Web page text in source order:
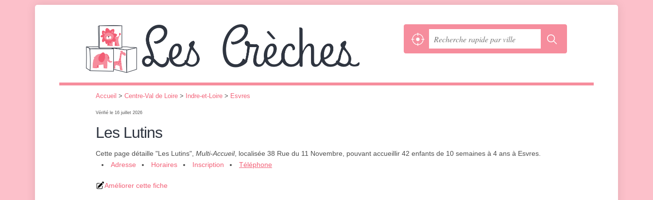
Accueil > Centre-Val de Loire > Indre-et-Loire > Esvres
Vérifié le 16 juillet 2026
Les Lutins
Cette page détaille "Les Lutins", Multi-Accueil, localisée 38 Rue du 11 Novembre, pouvant accueillir 42 enfants de 10 semaines à 4 ans à Esvres.
Adresse
Horaires Inscription Téléphone
Améliorer cette fiche